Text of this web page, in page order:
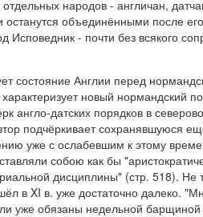
народов - англичан,
объединёнными после
- почти без всякого
состояние Англии перед
новый нормандский
англо-датских порядков в
подчёркивает сохранявшуюся
уже с ослабевшим к этому
собою как бы
дисциплины" (стр. 518). Не
в XI в. уже достаточно далеко.
уже обязаны недельной барщиной